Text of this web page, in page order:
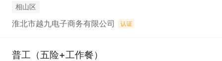
相山区
淮北市越九电子商务有限公司 认证
普工（五险+工作餐）